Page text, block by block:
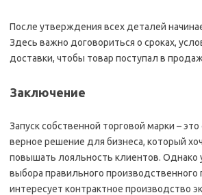
После утверждения всех деталей
Здесь важно договориться о сроках,
доставки, чтобы товар поступал в
Заключение
Запуск собственной торговой марки – это
верное решение для бизнеса, который
повышать лояльность клиентов. Однако
выбора правильного производственного
интересует контрактное производство